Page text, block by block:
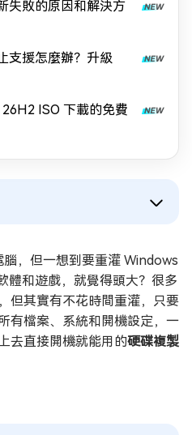
失敗的原因和解決方
支援怎麼辦？升級
ISO 下載的免費
，但一想到要重灌 Windows
體和遊戲，就覺得頭大？很多
但其實有不花時間重灌，只要
有檔案、系統和開機設定，一
去直接開機就能用的硬碟複製